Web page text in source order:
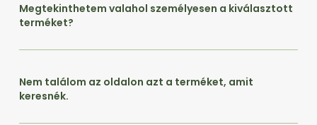
Megtekinthetem valahol személyesen a kiválasztott
terméket?
Nem találom az oldalon azt a terméket, amit
keresnék.